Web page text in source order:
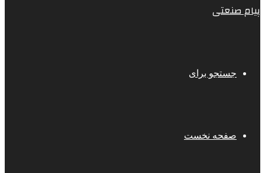
پیام صنعتی
جستجو برای
صفحه نخست